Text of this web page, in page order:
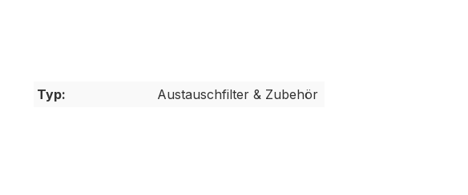
Typ: Austauschfilter & Zubehör